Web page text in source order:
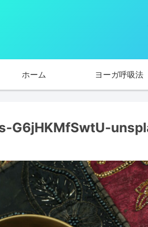
ホーム ヨーガ呼吸法
G6jHKMfSwtU-